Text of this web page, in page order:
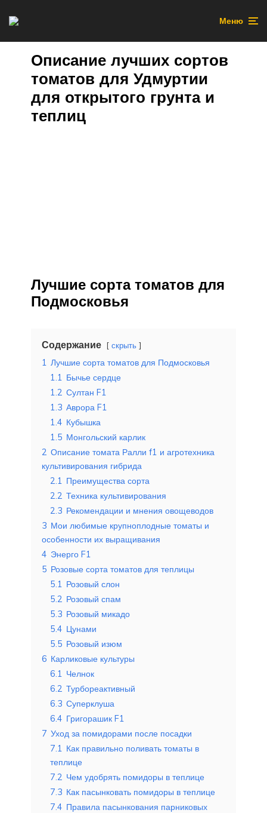
Меню
Описание лучших сортов
томатов для Удмуртии
для открытого грунта и
теплиц
Лучшие сорта томатов для
Подмосковья
Содержание скрыть
1 Лучшие сорта томатов для Подмосковья
1.1 Бычье сердце
1.2 Султан F1
1.3 Аврора F1
1.4 Кубышка
1.5 Монгольский карлик
2 Описание томата Ралли f1 и агротехника
культивирования гибрида
2.1 Преимущества сорта
2.2 Техника культивирования
2.3 Рекомендации и мнения овощеводов
3 Мои любимые крупноплодные томаты и
особенности их выращивания
4 Энерго F1
5 Розовые сорта томатов для теплицы
5.1 Розовый слон
5.2 Розовый спам
5.3 Розовый микадо
5.4 Цунами
5.5 Розовый изюм
6 Карликовые культуры
6.1 Челнок
6.2 Турбореактивный
6.3 Суперклуша
6.4 Григорашик F1
7 Уход за помидорами после посадки
7.1 Как правильно поливать томаты в
теплице
7.2 Чем удобрять помидоры в теплице
7.3 Как пасынковать помидоры в теплице
7.4 Правила пасынкования парниковых